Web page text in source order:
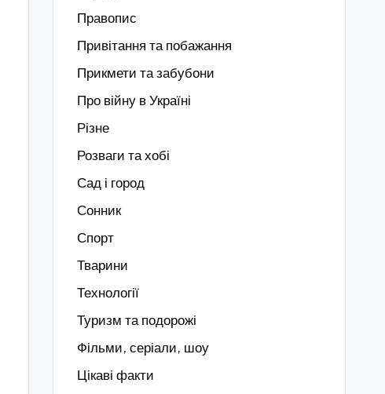
Правопис
Привітання та побажання
Прикмети та забубони
Про війну в Україні
Різне
Розваги та хобі
Сад і город
Сонник
Спорт
Тварини
Технології
Туризм та подорожі
Фільми, серіали, шоу
Цікаві факти